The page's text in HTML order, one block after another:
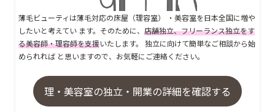
薄毛ビューティは薄毛対応の床屋（理容室） ・美容室を日本全国に増や
したいと考えてい ます。そのために、 店舗独立、フリーランス独立をす
る美容師・理容師を支援いたします。 独立に向けて簡単なご相談から始
められれば と思いますので、お気軽にご連絡ください。
理・美容室の独立・開業の詳細を確認する